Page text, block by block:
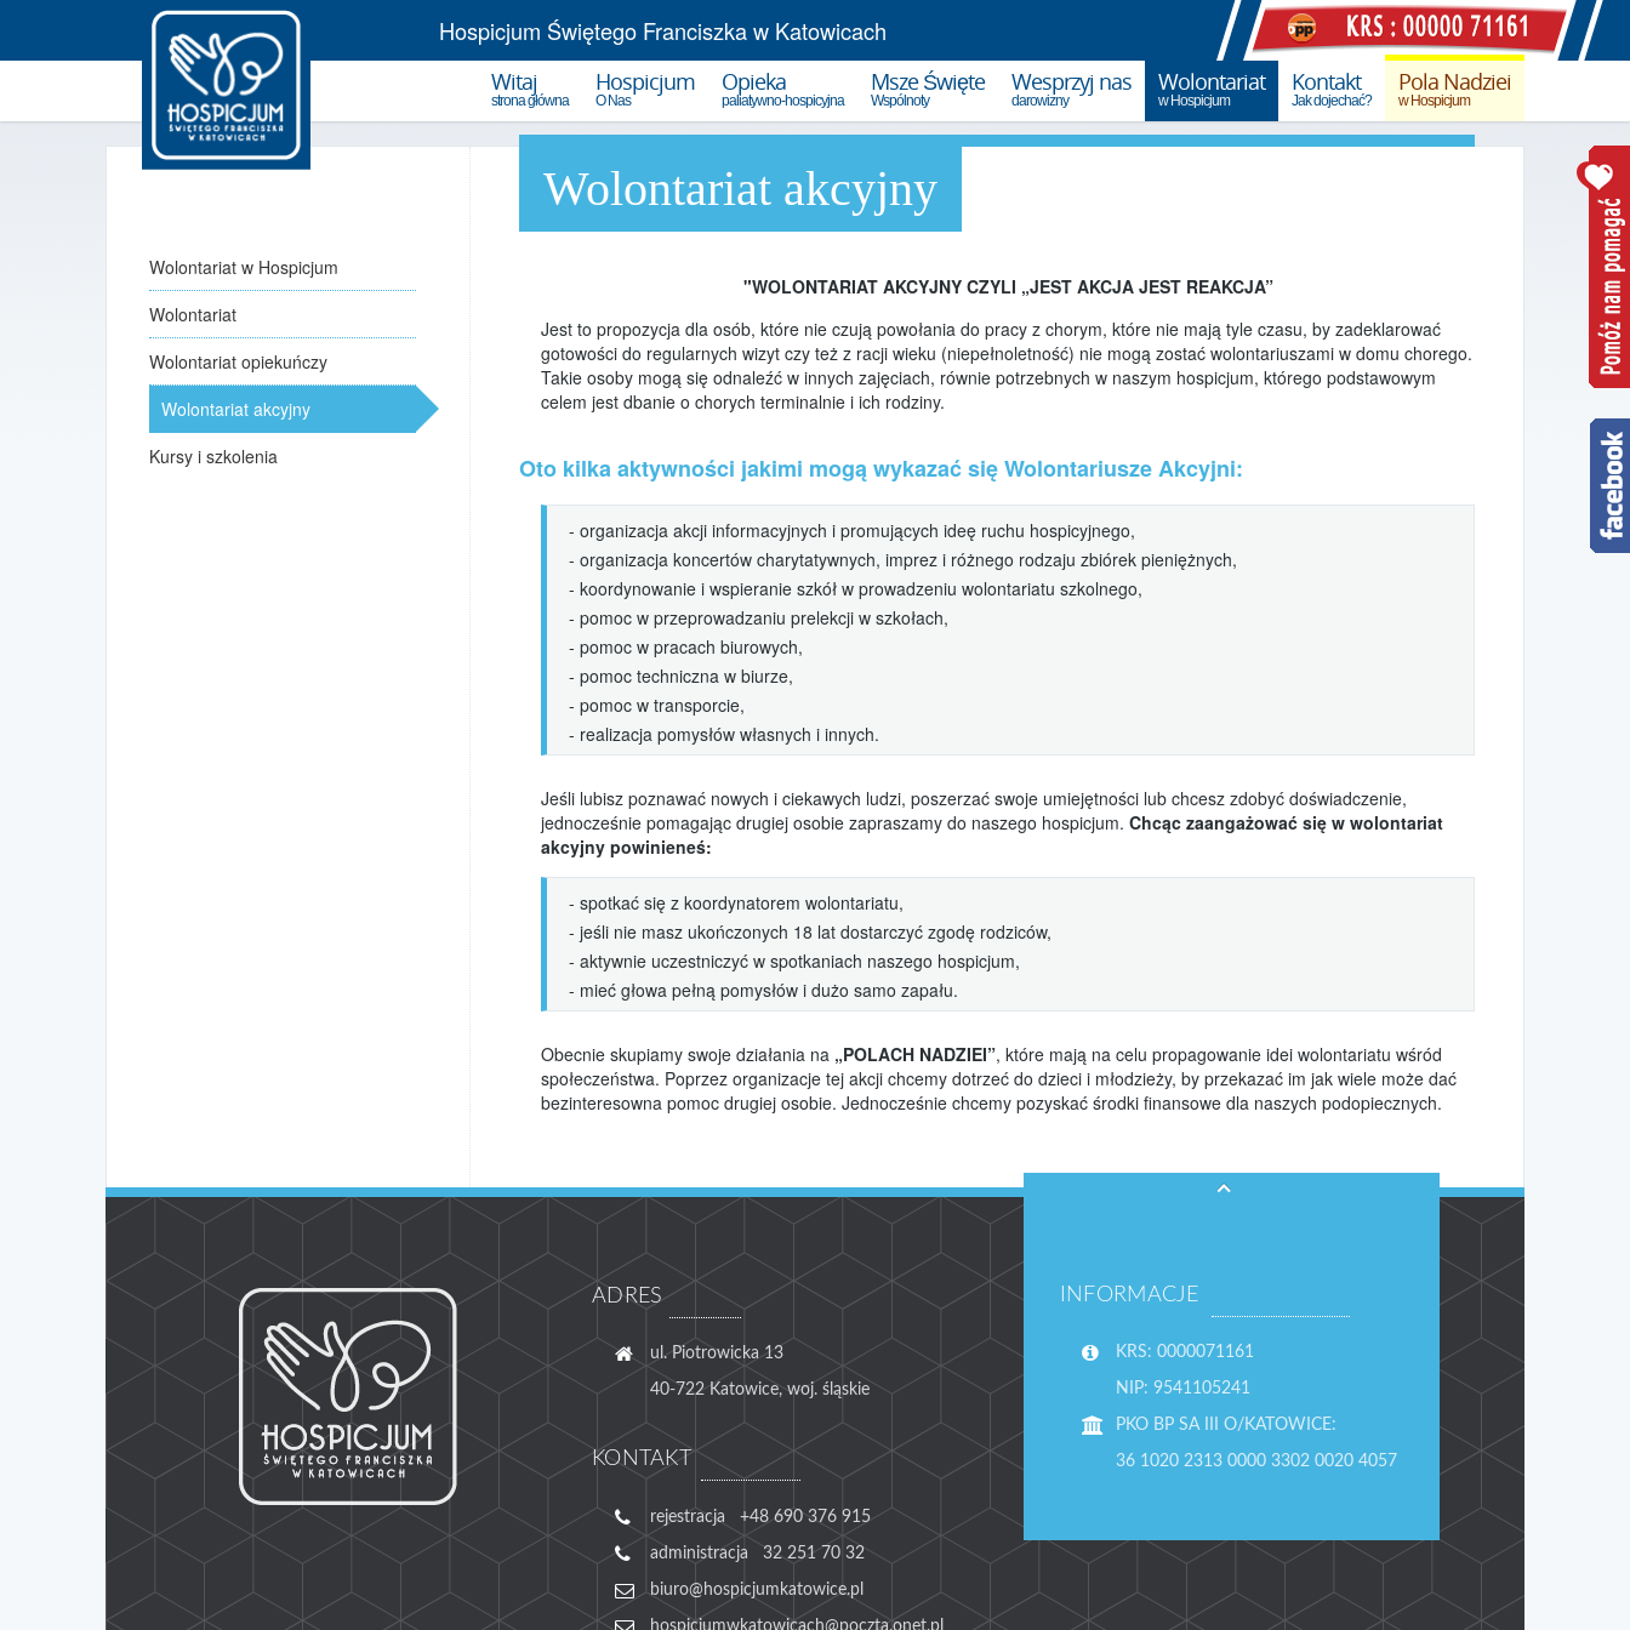
Hospicjum Świętego Franciszka w Katowicach
Witaj
strona główna
Hospicjum
O Nas
Statut Hospicjum
Kalendarium Hospicjum
jak to się zaczęło
25-lecie Hospicjum
35-lecie Hospicjum
Refleksje
kilka słów od przewodniczących
RODO
Galeria
Media o Nas
Aktualności
Opieka
paliatywno-hospicyjna
Opieka paliatywna w domu
Zgłoszenie pacjenta
Wspólnota rodzin hospicyjnych
spotkania
Grupa wsparcia
dla osób w żałobie
Spotkania Online
Msze Święte
Wspólnoty
Wesprzyj nas
darowizny
Wolontariat
w Hospicjum
Wolontariat opiekuńczy
pomóż w opiece nad chorymi
Wolontariat akcyjny
pomóż w akcjach promocyjnych
Kursy i szkolenia
Kontakt
Jak dojechać?
Pola Nadziei
w Hospicjum
Pola Nadziei 2018
Pola Nadziei 2019
Wolontariat w Hospicjum
Wolontariat
Wolontariat opiekuńczy
Wolontariat akcyjny
Kursy i szkolenia
Wolontariat akcyjny
"WOLONTARIAT AKCYJNY CZYLI „JEST AKCJA JEST REAKCJA”
Jest to propozycja dla osób, które nie czują powołania do pracy z chorym, które nie mają tyle czasu, by zadeklarować
gotowości do regularnych wizyt czy też z racji wieku (niepełnoletność) nie mogą zostać wolontariuszami w domu chorego.
Takie osoby mogą się odnaleźć w innych zajęciach, równie potrzebnych w naszym hospicjum, którego podstawowym
celem jest dbanie o chorych terminalnie i ich rodziny.
Oto kilka aktywności jakimi mogą wykazać się Wolontariusze Akcyjni:
- organizacja akcji informacyjnych i promujących ideę ruchu hospicyjnego,
- organizacja koncertów charytatywnych, imprez i różnego rodzaju zbiórek pieniężnych,
- koordynowanie i wspieranie szkół w prowadzeniu wolontariatu szkolnego,
- pomoc w przeprowadzaniu prelekcji w szkołach,
- pomoc w pracach biurowych,
- pomoc techniczna w biurze,
- pomoc w transporcie,
- realizacja pomysłów własnych i innych.
Jeśli lubisz poznawać nowych i ciekawych ludzi, poszerzać swoje umiejętności lub chcesz zdobyć doświadczenie,
jednocześnie pomagając drugiej osobie zapraszamy do naszego hospicjum.Chcąc zaangażować się w wolontariat
akcyjny powinieneś:
- spotkać się z koordynatorem wolontariatu,
- jeśli nie masz ukończonych 18 lat dostarczyć zgodę rodziców,
- aktywnie uczestniczyć w spotkaniach naszego hospicjum,
- mieć głowa pełną pomysłów i dużo samo zapału.
Obecnie skupiamy swoje działania na „POLACH NADZIEI”, które mają na celu propagowanie idei wolontariatu wśród
społeczeństwa. Poprzez organizacje tej akcji chcemy dotrzeć do dzieci i młodzieży, by przekazać im jak wiele może dać
bezinteresowna pomoc drugiej osobie. Jednocześnie chcemy pozyskać środki finansowe dla naszych podopiecznych.
ADRES
ul. Piotrowicka 13
40-722 Katowice, woj. śląskie
KONTAKT
rejestracja +48 690 376 915
administracja 32 251 70 32
biuro@hospicjumkatowice.pl
hospicjumwkatowicach@poczta.onet.pl
INFORMACJE
KRS: 0000071161
NIP: 9541105241
PKO BP SA III O/KATOWICE:
36 1020 2313 0000 3302 0020 4057